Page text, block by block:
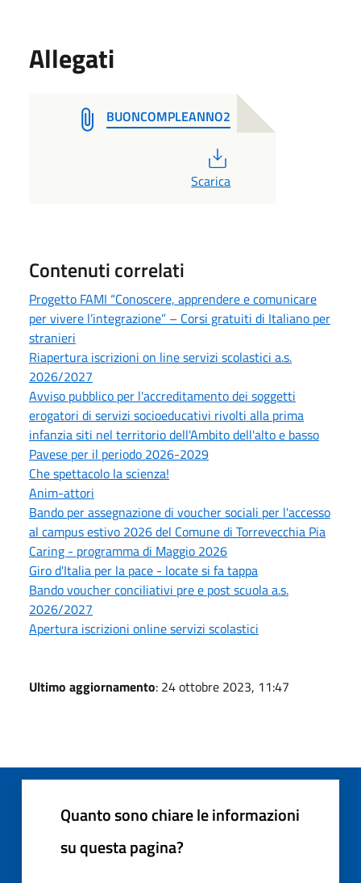
Allegati
BUONCOMPLEANNO2
Scarica
Contenuti correlati
Progetto FAMI “Conoscere, apprendere e comunicare
per vivere l’integrazione” – Corsi gratuiti di Italiano per
stranieri
Riapertura iscrizioni on line servizi scolastici a.s.
2026/2027
Avviso pubblico per l'accreditamento dei soggetti
erogatori di servizi socioeducativi rivolti alla prima
infanzia siti nel territorio dell'Ambito dell'alto e basso
Pavese per il periodo 2026-2029
Che spettacolo la scienza!
Anim-attori
Bando per assegnazione di voucher sociali per l'accesso
al campus estivo 2026 del Comune di Torrevecchia Pia
Caring - programma di Maggio 2026
Giro d'Italia per la pace - locate si fa tappa
Bando voucher conciliativi pre e post scuola a.s.
2026/2027
Apertura iscrizioni online servizi scolastici
Ultimo aggiornamento: 24 ottobre 2023, 11:47
Quanto sono chiare le informazioni
su questa pagina?